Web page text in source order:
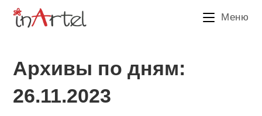
Перейти
Меню
Архивы по дням:
26.11.2023